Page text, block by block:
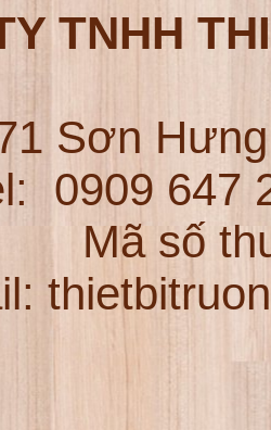
TNHH
Sơn
0909
Mã số